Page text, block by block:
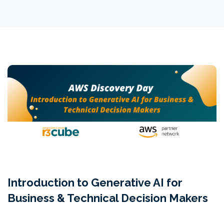
Introduction to Generative AI for
Business & Technical Decision Makers